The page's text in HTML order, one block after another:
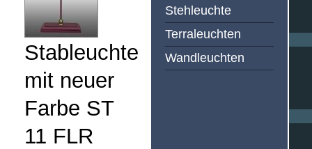
Stableuchte
mit neuer
Farbe ST
11 FLR
Stehleuchte
Terraleuchten
Wandleuchten